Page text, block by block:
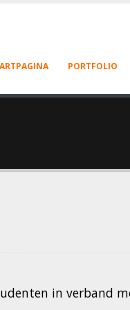
PORTFOLIO
in verband